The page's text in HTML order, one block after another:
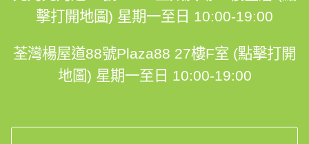
擊打開地圖) 星期一至日 10:00-19:00
荃灣楊屋道88號Plaza88 27樓F室 (點擊打開
地圖) 星期一至日 10:00-19:00